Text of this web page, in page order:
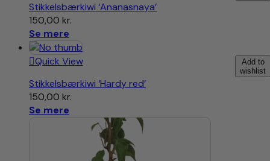
Stikkelsbærkiwi ‘Ananasnaya’
150,00 kr.
Se mere
Add to
wishlist
Quick View
Stikkelsbærkiwi ‘Hardy red’
150,00 kr.
Se mere